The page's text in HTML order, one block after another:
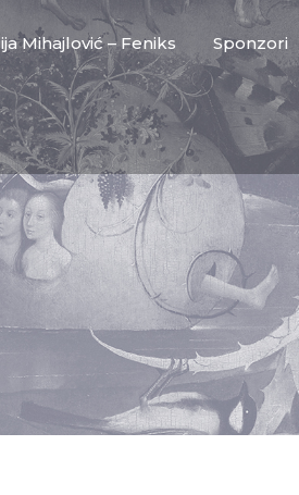
Mihajlović – Feniks Sponzori